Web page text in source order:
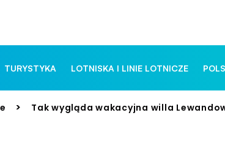
TURYSTYKA LOTNISKA I LINIE LOTNICZE
> Tak wygląda wakacyjna willa